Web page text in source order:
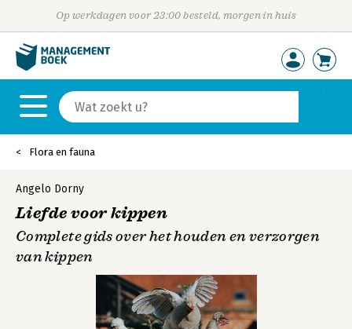
Op werkdagen voor 23:00 besteld, morgen in huis
Flora en fauna
Angelo Dorny
Liefde voor kippen
Complete gids over het houden en verzorgen
van kippen